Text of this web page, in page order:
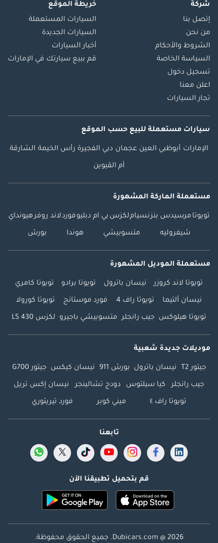
شركة
إتصل بنا
من نحن
الشروط والأحكام
السياسة الخاصة
تسجيل دخول
اعلن معنا
تجار السيارات
خريطة الموقع
السيارات المستعملة
السيارات الجديدة
أخبار السيارات
قم ببيع سيارتك في الإمارات
سيارات مستعملة للبيع حسب الموقع
الإمارات أبوظبي العين عجمان دبي الفجيرة رأس الخيمة الشارقة
أم القيوين
مستعملة الماركة المشهورة
تويوتا مرسيدس بنزنسياملكزس بي ام دبليوفوردلاند روفرهيونداي
شيفروليه متسوبيشي هوندا بورش
مستعملة الموديل المشهورة
تويوتا لاند كروزر نيسان باترول تويوتا برادو تويوتا كامري
نيسان ألتيما تويوتا راف 4 فورد موستانج تويوتا كورولا
تويوتا هيلوكس جيب رانجلر متسوبيشي باجيرو لكزس LS 430
موديلات جديدة شعبية
جيتور T2 نيسان باترول بورش 911 نيسان كيكس جيتور G700
جيب رانجلر كيا سيلتوس دودج تشالينجر نيسان إكس تريل
تويوتا راف ٤ ميني كوبر فورد تيريتوري
تابعنا
قم بتحميل تطبيقنا الآن
Dubicars.com @ 2026. جميع الحقوق محفوظة.